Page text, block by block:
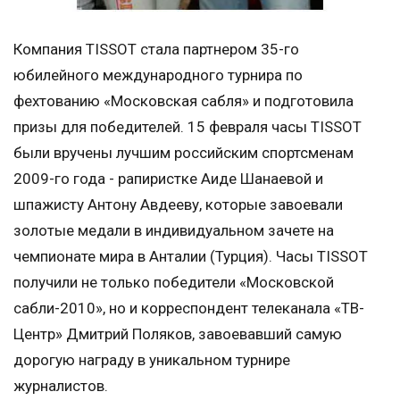
Компания TISSOT стала партнером 35-го
юбилейного международного турнира по
фехтованию «Московская сабля» и подготовила
призы для победителей. 15 февраля часы TISSOT
были вручены лучшим российским спортсменам
2009-го года - рапиристке Аиде Шанаевой и
шпажисту Антону Авдееву, которые завоевали
золотые медали в индивидуальном зачете на
чемпионате мира в Анталии (Турция). Часы TISSOT
получили не только победители «Московской
сабли-2010», но и корреспондент телеканала «ТВ-
Центр» Дмитрий Поляков, завоевавший самую
дорогую награду в уникальном турнире
журналистов.